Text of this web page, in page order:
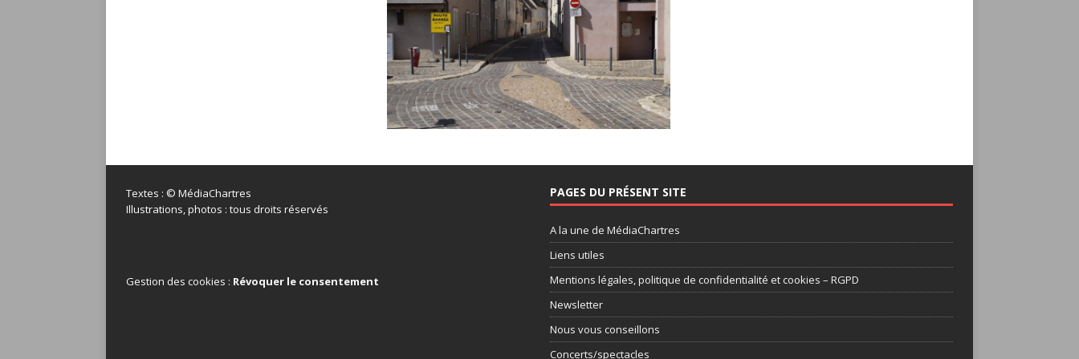
Textes : © MédiaChartres
Illustrations, photos : tous droits réservés
Gestion des cookies : Révoquer le consentement
PAGES DU PRÉSENT SITE
A la une de MédiaChartres
Liens utiles
Mentions légales, politique de confidentialité et cookies – RGPD
Newsletter
Nous vous conseillons
Concerts/spectacles